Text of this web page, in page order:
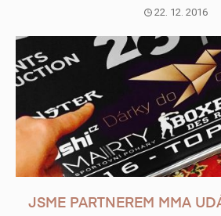
22. 12. 2016
JSME PARTNEREM MMA